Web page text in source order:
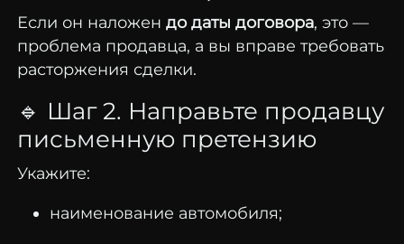
Если он наложен додаты договора, это —
проблема продавца, а вы вправе требовать
расторжения сделки.
🔹 Шаг2. Направьте продавцу
письменную претензию
Укажите:
наименование автомобиля;